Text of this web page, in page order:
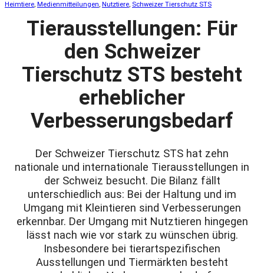
Heimtiere, Medienmitteilungen, Nutztiere, Schweizer Tierschutz STS
Tierausstellungen: Für
den Schweizer
Tierschutz STS besteht
erheblicher
Verbesserungsbedarf
Der Schweizer Tierschutz STS hat zehn
nationale und internationale Tierausstellungen in
der Schweiz besucht. Die Bilanz fällt
unterschiedlich aus: Bei der Haltung und im
Umgang mit Kleintieren sind Verbesserungen
erkennbar. Der Umgang mit Nutztieren hingegen
lässt nach wie vor stark zu wünschen übrig.
Insbesondere bei tierartspezifischen
Ausstellungen und Tiermärkten besteht